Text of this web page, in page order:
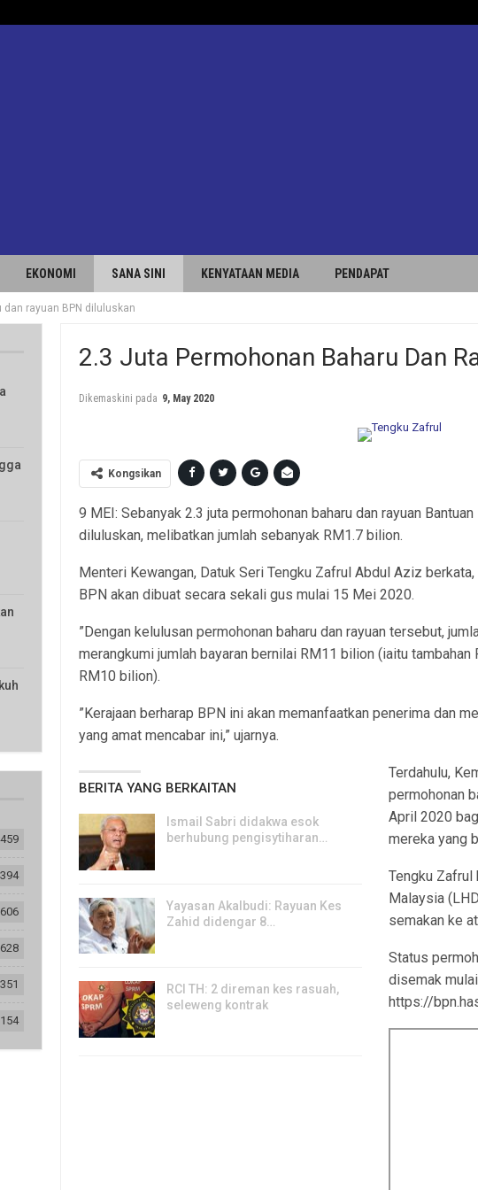
EKONOMI SANA SINI KENYATAAN MEDIA PENDAPAT
rayuan BPN diluluskan
2.3 Juta Permohonan Baharu Dan
Dikemaskini pada 9, May 2020
Kongsikan
9 MEI: Sebanyak 2.3 juta permohonan baharu dan rayuan
diluluskan, melibatkan jumlah sebanyak RM1.7 bilion.
Menteri Kewangan, Datuk Seri Tengku Zafrul Abdul Aziz
BPN akan dibuat secara sekali gus mulai 15 Mei 2020.
”Dengan kelulusan permohonan baharu dan rayuan tersebut,
merangkumi jumlah bayaran bernilai RM11 bilion (iaitu
RM10 bilion).
”Kerajaan berharap BPN ini akan memanfaatkan penerima dan
yang amat mencabar ini,” ujarnya.
BERITA YANG BERKAITAN
Ismail Sabri didakwa esok
berhubung pengisytiharan…
Yayasan Akalbudi: Rayuan Kes
Zahid didengar 8…
RCI TH: 2 direman kes rasuah,
seleweng kontrak
Terdahulu,
permohonan
April 2020
mereka yang
Tengku Zafrul
Malaysia
semakan ke
Status
disemak
https://
351
154